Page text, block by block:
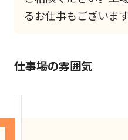
るお仕事もございます
仕事場の雰囲気